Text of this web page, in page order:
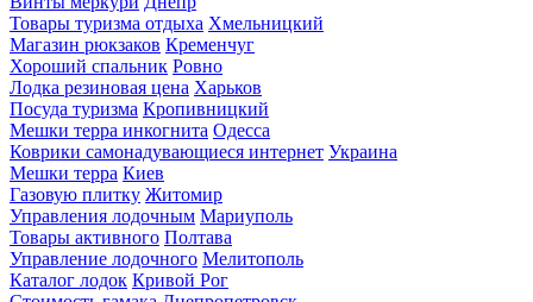
Товары туризма отдыха Хмельницкий
Магазин рюкзаков Кременчуг
Хороший спальник Ровно
Лодка резиновая цена Харьков
Посуда туризма Кропивницкий
Мешки терра инкогнита Одесса
Коврики самонадувающиеся интернет Украина
Мешки терра Киев
Газовую плитку Житомир
Управления лодочным Мариуполь
Товары активного Полтава
Управление лодочного Мелитополь
Каталог лодок Кривой Рог